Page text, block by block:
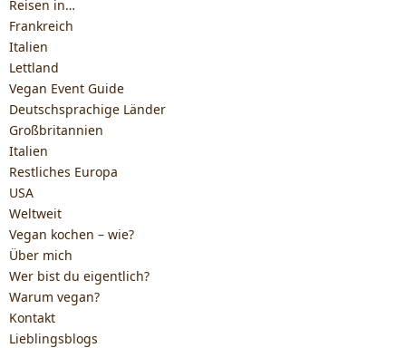
Reisen in…
Frankreich
Italien
Lettland
Vegan Event Guide
Deutschsprachige Länder
Großbritannien
Italien
Restliches Europa
USA
Weltweit
Vegan kochen – wie?
Über mich
Wer bist du eigentlich?
Warum vegan?
Kontakt
Lieblingsblogs